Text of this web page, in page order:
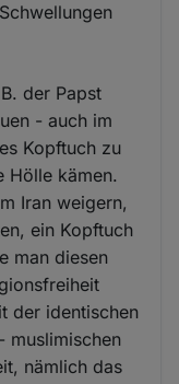
der Papst
- auch im
Kopftuch zu
Hölle kämen.
Iran weigern,
ein Kopftuch
man diesen
der identischen
muslimischen
nämlich das